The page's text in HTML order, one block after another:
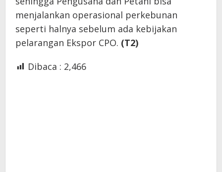
menjalankan operasional perkebunan
seperti halnya sebelum ada kebijakan
pelarangan Ekspor CPO. (T2)
Dibaca : 2,466